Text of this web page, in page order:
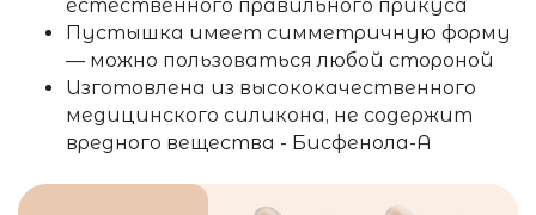
естественного правильного прикуса
Пустышка имеет симметричную форму
— можно пользоваться любой стороной
Изготовлена из высококачественного
медицинского силикона, не содержит
вредного вещества - Бисфенола-А